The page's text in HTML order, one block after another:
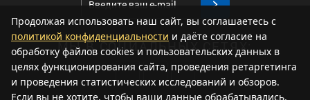
МЫ В СОЦИАЛЬНЫХ СЕТЯХ:
Продолжая использовать наш сайт, вы соглашаетесь с
политикой конфиденциальности и даёте согласие на
обработку файлов cookies и пользовательских данных в
целях функционирования сайта, проведения ретаргетинга
и проведения статистических исследований и обзоров.
Если вы не хотите, чтобы ваши данные обрабатывались,